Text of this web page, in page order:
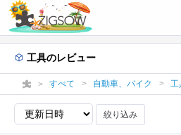
工具のレビュー
すべて 自動車、バイク 工
絞り込み